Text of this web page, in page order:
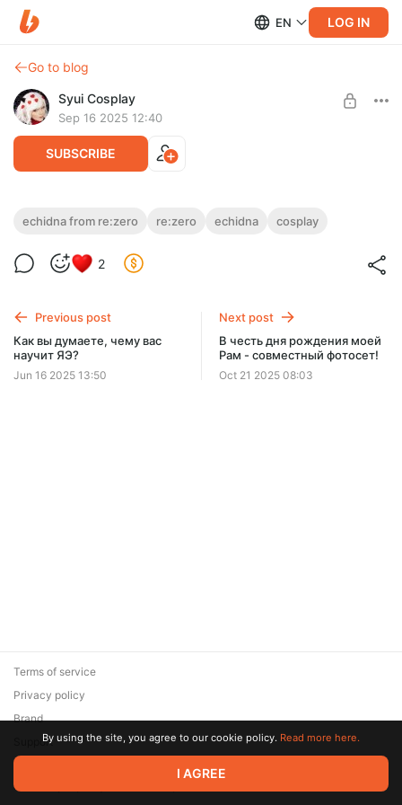
EN LOG IN
Go to blog
Syui Cosplay
Sep 16 2025 12:40
SUBSCRIBE
Что??? Ехинда стала твоей служанкой?
Ну что, Субару кун, теперь я тебе больше нравлюсь?
Принести мой фирменный чай?
echidna from re:zero re:zero echidna cosplay
2
Previous post
Как вы думаете, чему вас
научит ЯЭ?
Jun 16 2025 13:50
Next post
В честь дня рождения моей
Рам - совместный фотосет!
Oct 21 2025 08:03
© 2026 Zaya Solutions Limited. All rights reserved. All trademarks
are the property of their respective owners.
Terms of service
Privacy policy
Brand
SupportBy using the site, you agree to our cookie policy. Read more here.
I AGREE